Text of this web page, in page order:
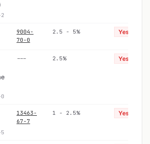
9004-
70-0
2.5 - 5% Yes
--- 2.5% Yes
13463-
67-7
1 - 2.5% Yes